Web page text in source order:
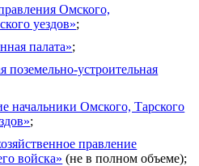
Омского,
уездов»;
палата»;
поземельно-устроительная
начальники Омского, Тарского
;
правление
войска» (не в полном объеме);